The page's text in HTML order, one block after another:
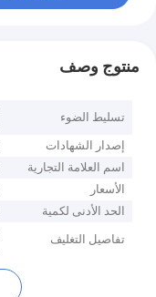
منتوج وصف
تسليط الضوء
إصدار الشهادات
اسم العلامة التجارية
الأسعار
الحد الأدنى لكمية
تفاصيل التغليف